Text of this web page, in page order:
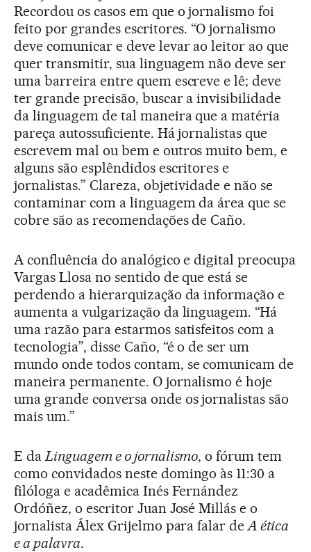
Recordou os casos em que o jornalismo foi
feito por grandes escritores. “O jornalismo
deve comunicar e deve levar ao leitor ao que
quer transmitir, sua linguagem não deve ser
uma barreira entre quem escreve e lê; deve
ter grande precisão, buscar a invisibilidade
da linguagem de tal maneira que a matéria
pareça autossuficiente. Há jornalistas que
escrevem mal ou bem e outros muito bem, e
alguns são esplêndidos escritores e
jornalistas.” Clareza, objetividade e não se
contaminar com a linguagem da área que se
cobre são as recomendações de Caño.
A confluência do analógico e digital preocupa
Vargas Llosa no sentido de que está se
perdendo a hierarquização da informação e
aumenta a vulgarização da linguagem. “Há
uma razão para estarmos satisfeitos com a
tecnologia”, disse Caño, “é o de ser um
mundo onde todos contam, se comunicam de
maneira permanente. O jornalismo é hoje
uma grande conversa onde os jornalistas são
mais um.”
E daLinguagem e o jornalismo, o fórum tem
como convidados neste domingo às 11:30 a
filóloga e acadêmica Inés Fernández
Ordóñez, o escritor Juan José Millás e o
jornalista Álex Grijelmo para falar deA ética
e a palavra.